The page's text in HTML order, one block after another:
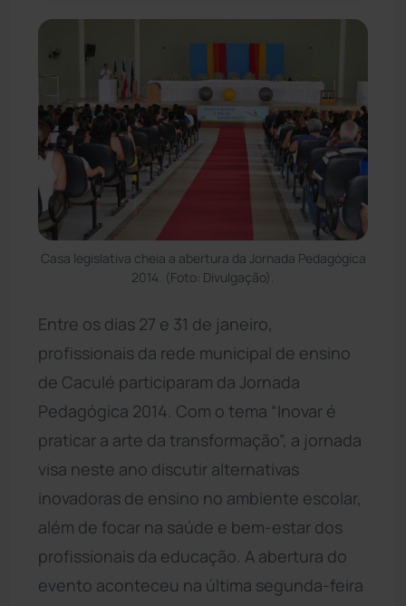
Casa legislativa cheia a abertura da Jornada Pedagógica
2014. (Foto: Divulgação).
Entre os dias 27 e 31 de janeiro,
profissionais da rede municipal de ensino
de Caculé participaram da Jornada
Pedagógica 2014. Com o tema “Inovar é
praticar a arte da transformação”, a jornada
visa neste ano discutir alternativas
inovadoras de ensino no ambiente escolar,
além de focar na saúde e bem-estar dos
profissionais da educação. A abertura do
evento aconteceu na última segunda-feira